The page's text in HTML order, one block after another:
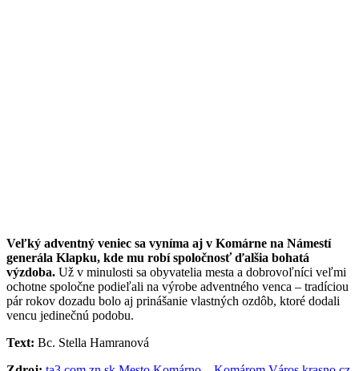
Veľký adventný veniec sa vyníma aj v Komárne na Námestí
generála Klapku, kde mu robí spoločnosť ďalšia bohatá
výzdoba. Už v minulosti sa obyvatelia mesta a dobrovoľníci veľmi
ochotne spoločne podieľali na výrobe adventného venca – tradíciou
pár rokov dozadu bolo aj prinášanie vlastných ozdôb, ktoré dodali
vencu jedinečnú podobu.
Text: Bc. Stella Hamranová